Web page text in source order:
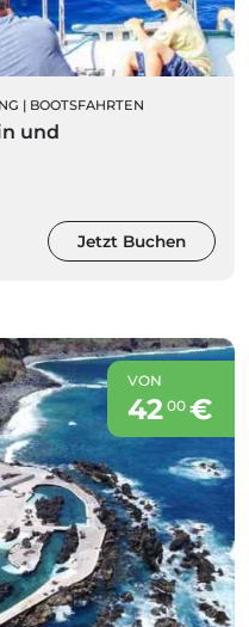
| BOOTSFAHRTEN
und
Jetzt Buchen
VON
42 00€